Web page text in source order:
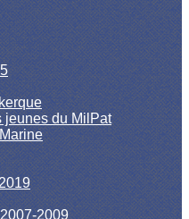
jeunes du MilPat
2009